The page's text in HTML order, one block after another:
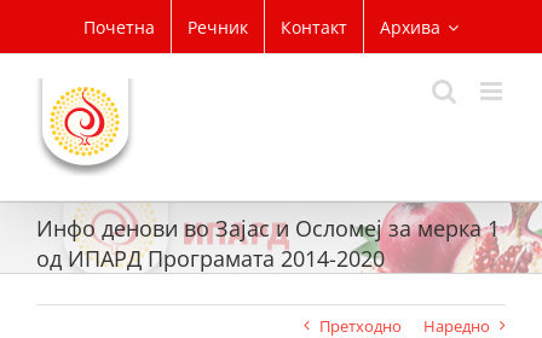
content
Почетна Речник Контакт Архива
Инфо денови во Зајас и Осломеј за мерка 1
од ИПАРД Програмата 2014-2020
Претходно Наредно